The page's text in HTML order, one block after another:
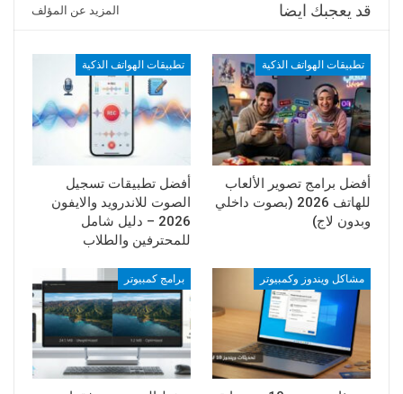
قد يعجبك ايضا المزيد عن المؤلف
تطبيقات الهواتف الذكية
أفضل برامج تصوير الألعاب
للهاتف 2026 (بصوت داخلي
وبدون لاج)
تطبيقات الهواتف الذكية
أفضل تطبيقات تسجيل
الصوت للاندرويد والايفون
2026 – دليل شامل
للمحترفين والطلاب
مشاكل ويندوز وكمبيوتر برامج كمبيوتر